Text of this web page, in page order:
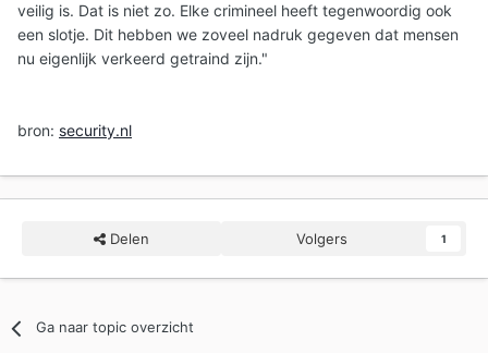
veilig is. Dat is niet zo. Elke crimineel heeft tegenwoordig ook
een slotje. Dit hebben we zoveel nadruk gegeven dat mensen
nu eigenlijk verkeerd getraind zijn."
bron: security.nl
Delen Volgers 1
Ga naar topic overzicht